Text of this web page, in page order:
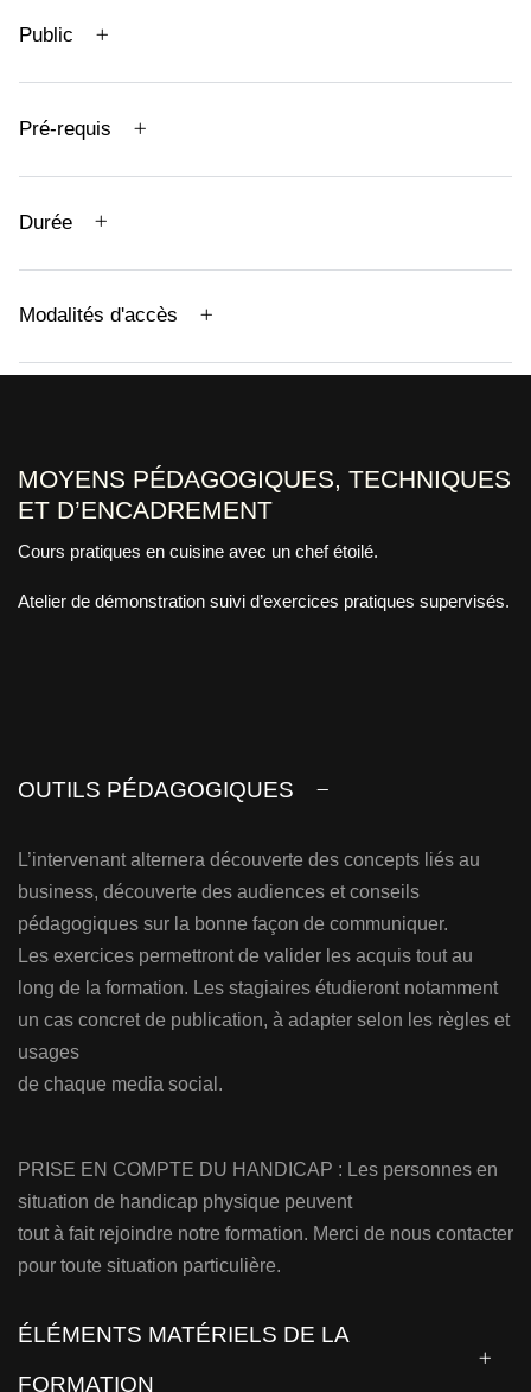
Public
Pré-requis
Durée
Modalités d'accès
MOYENS PÉDAGOGIQUES, TECHNIQUES
ET D’ENCADREMENT
Cours pratiques en cuisine avec un chef étoilé.
Atelier de démonstration suivi d’exercices pratiques supervisés.
OUTILS PÉDAGOGIQUES
L’intervenant alternera découverte des concepts liés au
business, découverte des audiences et conseils
pédagogiques sur la bonne façon de communiquer.
Les exercices permettront de valider les acquis tout au
long de la formation. Les stagiaires étudieront notamment
un cas concret de publication, à adapter selon les règles et
usages
de chaque media social.
PRISE EN COMPTE DU HANDICAP : Les personnes en
situation de handicap physique peuvent
tout à fait rejoindre notre formation. Merci de nous contacter
pour toute situation particulière.
ÉLÉMENTS MATÉRIELS DE LA
FORMATION